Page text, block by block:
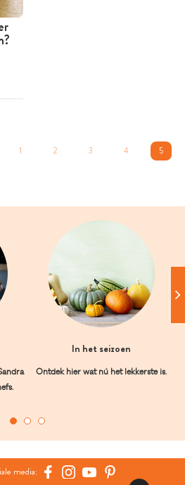
1 2 3 4 5
In het seizoen
Ontdek hier wat nú het lekkerste is.
media: